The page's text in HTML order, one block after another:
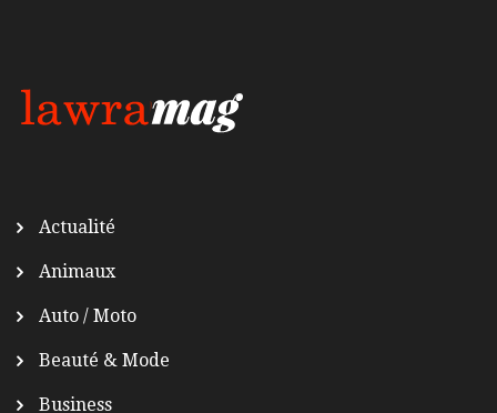
Actualité
Animaux
Auto / Moto
Beauté & Mode
Business